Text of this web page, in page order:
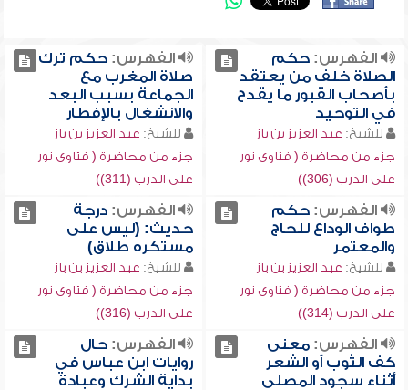
الفهرس:حكم
الصلاة خلف من يعتقد
بأصحاب القبور ما يقدح
في التوحيد
للشيخ: عبد العزيز بن باز
جزء من محاضرة ( فتاوى نور
على الدرب (306))
الفهرس:حكم ترك
صلاة المغرب مع
الجماعة بسبب البعد
والانشغال بالإفطار
للشيخ: عبد العزيز بن باز
جزء من محاضرة ( فتاوى نور
على الدرب (311))
الفهرس:حكم
طواف الوداع للحاج
والمعتمر
للشيخ: عبد العزيز بن باز
جزء من محاضرة ( فتاوى نور
على الدرب (314))
الفهرس:درجة
حديث: (ليس على
مستكره طلاق)
للشيخ: عبد العزيز بن باز
جزء من محاضرة ( فتاوى نور
على الدرب (316))
الفهرس:معنى
كف الثوب أو الشعر
أثناء سجود المصلي
الفهرس:حال
روايات ابن عباس في
بداية الشرك وعبادة